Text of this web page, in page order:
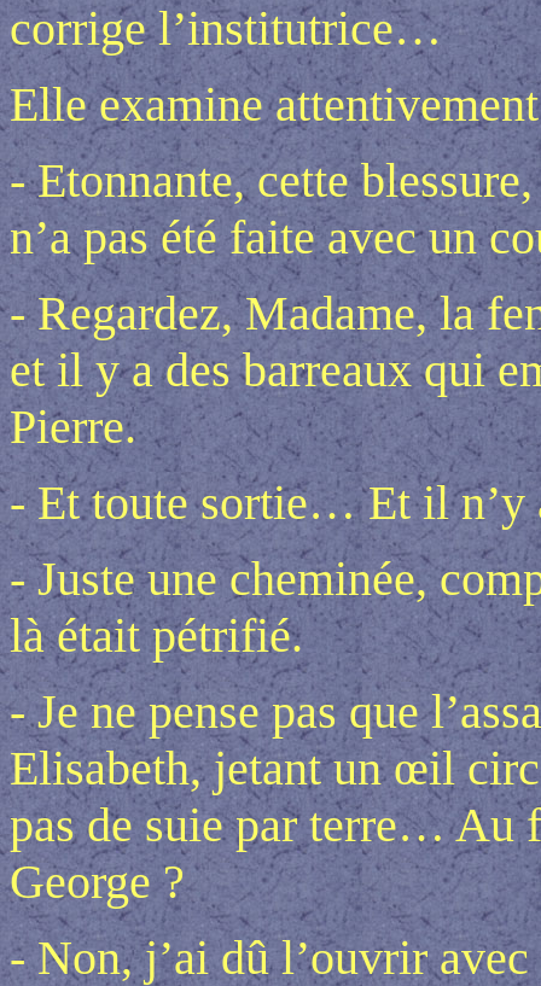
corrige l’institutrice…
Elle examine
- Etonnante, cette
n’a pas été faite avec un
- Regardez, Madame, la
et il y a des barreaux qui
Pierre.
- Et toute sortie… Et il n’y
- Juste une cheminée,
là était pétrifié.
- Je ne pense pas que
Elisabeth, jetant un œil
pas de suie par terre… Au
George ?
- Non, j’ai dû l’ouvrir